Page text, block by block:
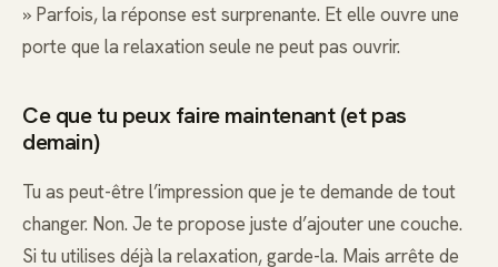
» Parfois, la réponse est surprenante. Et elle ouvre une
porte que la relaxation seule ne peut pas ouvrir.
Ce que tu peux faire maintenant (et pas
demain)
Tu as peut-être l’impression que je te demande de tout
changer. Non. Je te propose juste d’ajouter une couche.
Si tu utilises déjà la relaxation, garde-la. Mais arrête de